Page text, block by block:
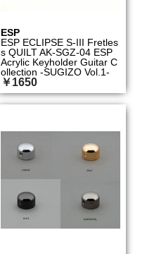
ESP
ESP ECLIPSE S-III Fretles
s QUILT AK-SGZ-04 ESP
Acrylic Keyholder Guitar C
ollection -SUGIZO Vol.1-
￥1650